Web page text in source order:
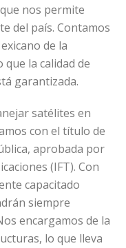
nos permite
del país. Contamos
de la
la calidad de
garantizada.
satélites en
con el título de
aprobada por
(IFT). Con
capacitado
siempre
encargamos de la
lo que lleva